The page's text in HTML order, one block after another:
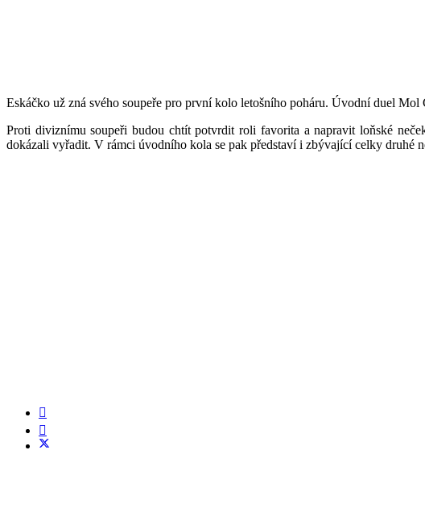
Eskáčko už zná svého soupeře pro první kolo letošního poháru. Úvodní duel
Proti diviznímu soupeři budou chtít potvrdit roli favorita a napravit loňské
dokázali vyřadit. V rámci úvodního kola se pak představí i zbývající celky druhé